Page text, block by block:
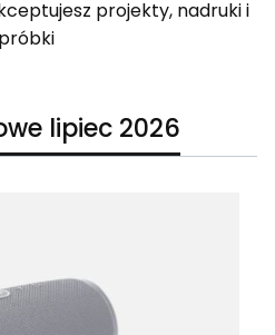
projekty, nadruki i
próbki
lipiec 2026